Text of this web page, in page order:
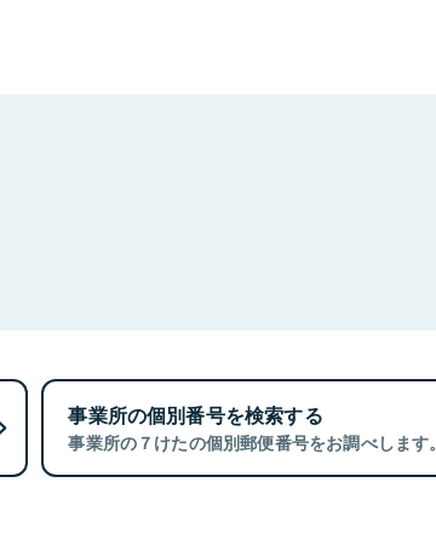
事業所の個別番号を検索する
事業所の７けたの個別郵便番号をお調べします。